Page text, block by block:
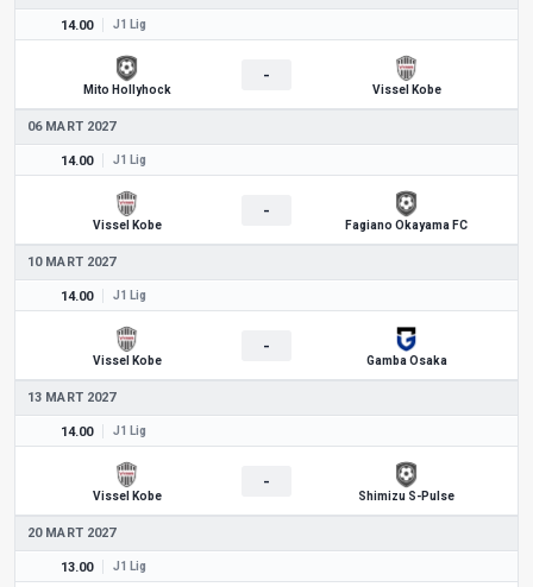
14.00 J1 Lig
Mito Hollyhock
-
Vissel Kobe
06 MART 2027
14.00 J1 Lig
Vissel Kobe
-
Fagiano Okayama FC
10 MART 2027
14.00 J1 Lig
Vissel Kobe
-
Gamba Osaka
13 MART 2027
14.00 J1 Lig
Vissel Kobe
-
Shimizu S-Pulse
20 MART 2027
13.00 J1 Lig